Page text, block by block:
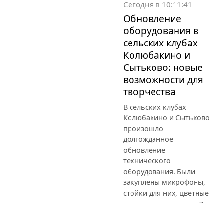
Сегодня в 10:11:41
Обновление
оборудования в
сельских клубах
Колюбакино и
Сытьково: новые
возможности для
творчества
В сельских клубах
Колюбакино и Сытьково
произошло
долгожданное
обновление
технического
оборудования. Были
закуплены микрофоны,
стойки для них, цветные